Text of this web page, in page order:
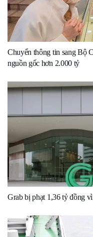
Chuyển thông tin sang Bộ
nguồn gốc hơn 2.000 tỷ
Grab bị phạt 1,36 tỷ đồng